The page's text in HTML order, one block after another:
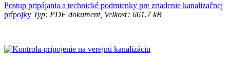
Postup pripájania a technické podmienky pre zriadenie kanalizačnej
prípojky Typ: PDF dokument, Velkosť: 661.7 kB